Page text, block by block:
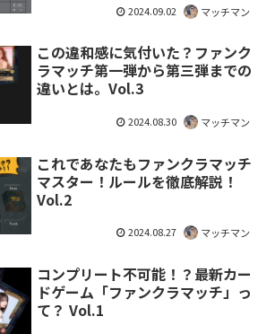
2024.09.02 マッチマン
この違和感に気付いた？ファンク
ラマッチ第一弾から第三弾までの
違いとは。Vol.3
2024.08.30 マッチマン
これであなたもファンクラマッチ
マスター！ルールを徹底解説！
Vol.2
2024.08.27 マッチマン
コンプリート不可能！？最新カー
ドゲーム「ファンクラマッチ」っ
て？ Vol.1